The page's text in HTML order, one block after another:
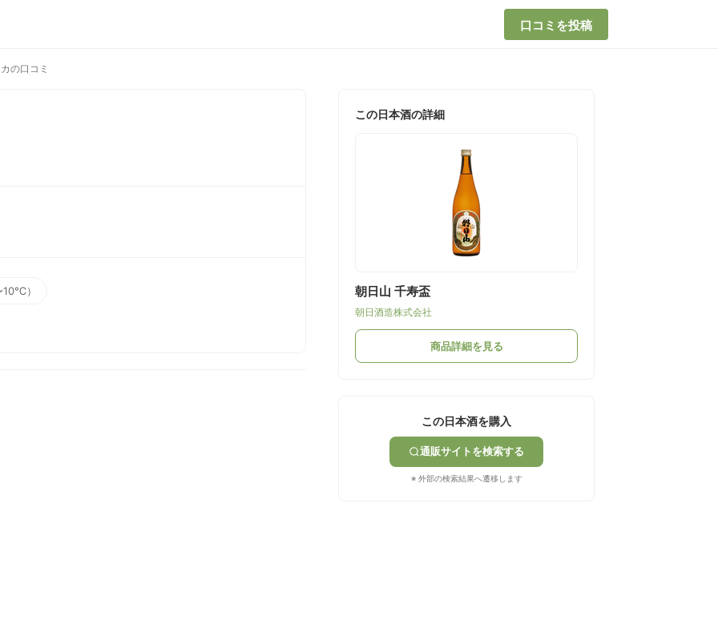
口コミを投稿
の口コミ
10℃）
この日本酒の詳細
朝日山 千寿盃
朝日酒造株式会社
商品詳細を見る
この日本酒を購入
通販サイトを検索する
※ 外部の検索結果へ遷移します